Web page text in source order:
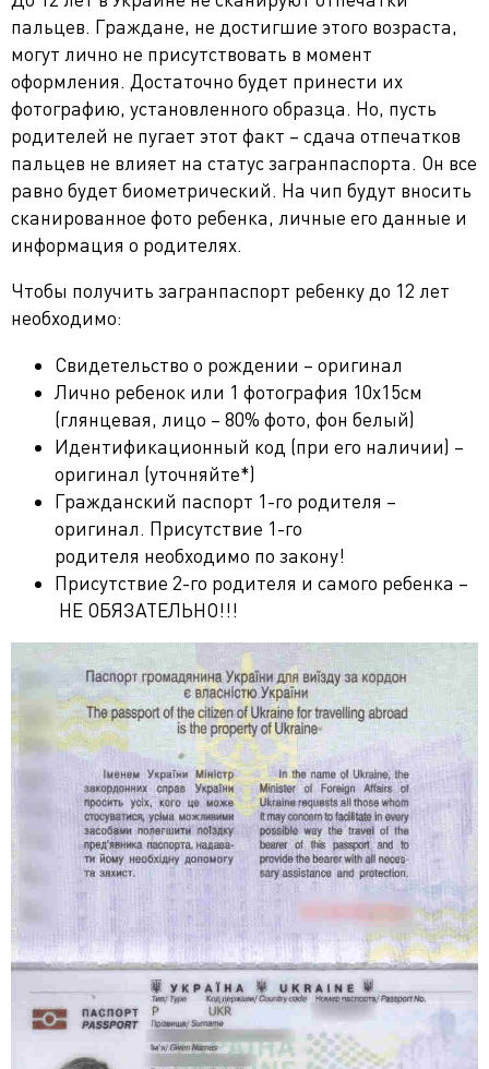
пальцев. Граждане, не достигшие этого возраста,
могут лично не присутствовать в момент
оформления. Достаточно будет принести их
фотографию, установленного образца. Но, пусть
родителей не пугает этот факт – сдача отпечатков
пальцев не влияет на статус загранпаспорта. Он все
равно будет биометрический. На чип будут вносить
сканированное фото ребенка, личные его данные и
информация о родителях.
Чтобы получить загранпаспорт ребенку до 12 лет
необходимо:
Свидетельство о рождении – оригинал
Лично ребенок или 1 фотография 10х15см
(глянцевая, лицо – 80% фото, фон белый)
Идентификационный код (при его наличии) –
оригинал (уточняйте*)
Гражданский паспорт 1-го родителя –
оригинал. Присутствие 1-го
родителя необходимо по закону!
Присутствие 2-го родителя и самого ребенка –
НЕ ОБЯЗАТЕЛЬНО!!!